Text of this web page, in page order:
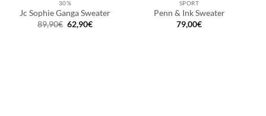
30%
Jc Sophie Ganga Sweater
89,90€ Ursprünglicher
Preis
62,90€Aktueller
SPORT
Penn & Ink Sweater
79,00€